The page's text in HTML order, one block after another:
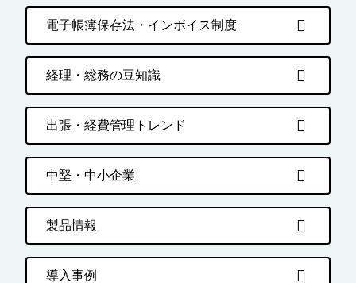
電子帳簿保存法・インボイス制度
経理・総務の豆知識
出張・経費管理トレンド
中堅・中小企業
製品情報
導入事例